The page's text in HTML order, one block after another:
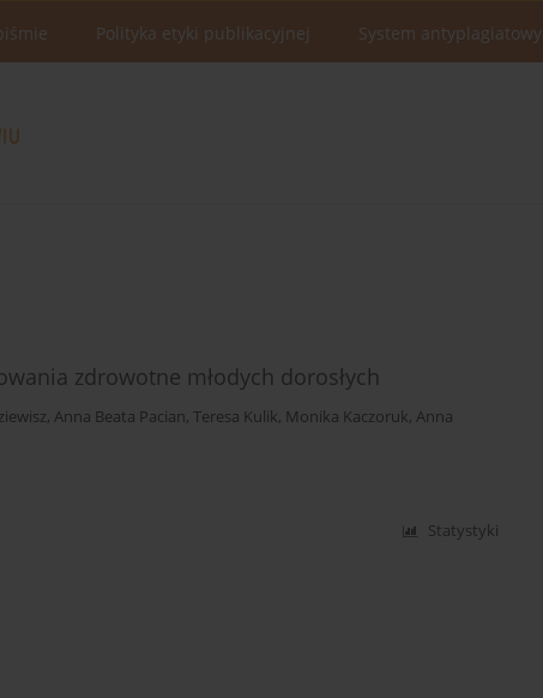
Polityka etyki publikacyjnej System antyplagiatowy
zdrowotne młodych dorosłych
, Anna Beata Pacian, Teresa Kulik, Monika Kaczoruk, Anna
Statystyki